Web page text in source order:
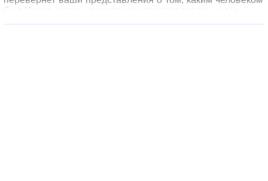
был Иисус, какие ценности он проповедовал, к чему